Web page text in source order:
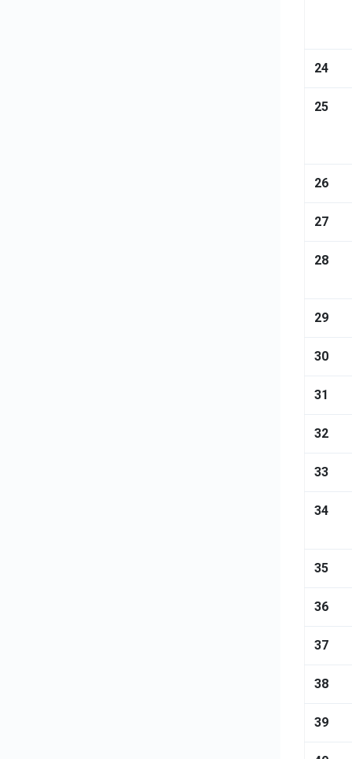
24
25
26
27
28
29
30
31
32
33
34
35
36
37
38
39